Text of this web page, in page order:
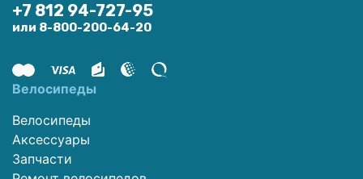
+7 812 94-727-95
или 8-800-200-64-20
Велосипеды
Велосипеды
Аксессуары
Запчасти